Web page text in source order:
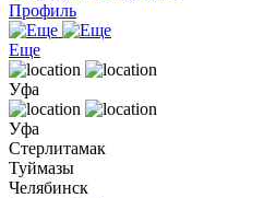
Профиль
Еще
Уфа
Уфа
Стерлитамак
Туймазы
Челябинск